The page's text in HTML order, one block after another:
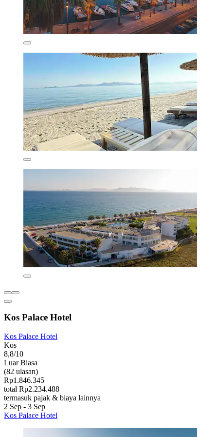
Kos Palace Hotel
Kos Palace Hotel
Kos
8,8/10
Luar Biasa
(82 ulasan)
Rp1.846.345
total Rp2.234.488
termasuk pajak & biaya lainnya
2 Sep - 3 Sep
Kos Palace Hotel